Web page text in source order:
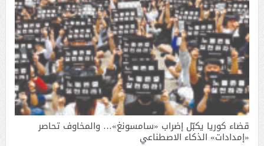
قضاء كوريا يكبّل إضراب «سامسونغ»… والمخاوف تحاصر
«إمدادات» الذكاء الاصطناعي